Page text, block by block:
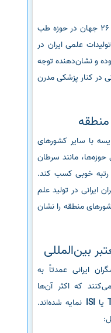
با ثبت 288 رکورد علمی، ایران رتبه 26 جهان در حوزه طب
علمی ایران در
و نشان‌دهنده توجه
در کنار پزشکی مدرن
با سایر کشورهای
مانند سرطان
رتبه خوبی کسب کند.
ایرانی در تولید علم
منطقه را نشان
بین‌المللی
ایرانی عمدتاً به
که اکثر آن‌ها
یاISI نمایه شده‌اند.